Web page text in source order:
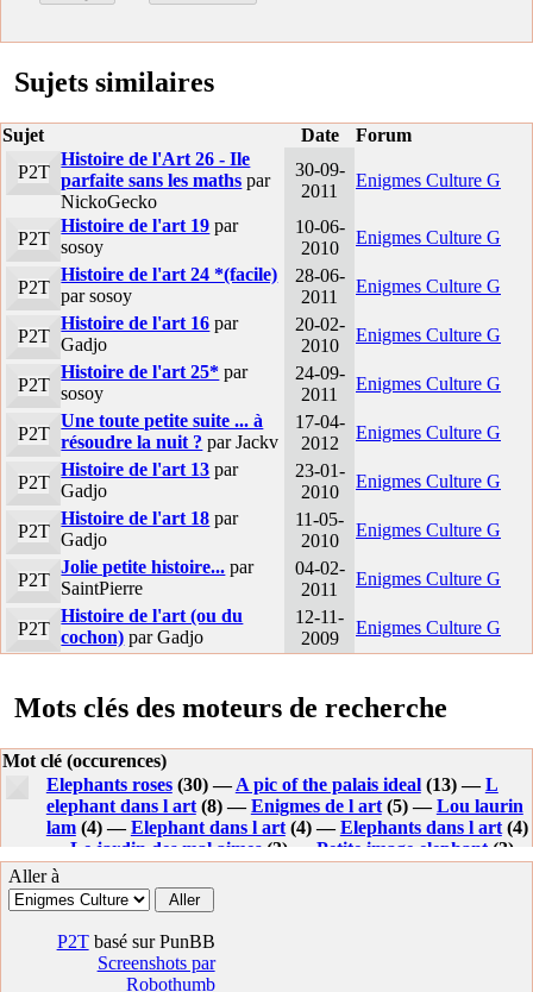
Sujets similaires
Sujet Date
Forum
P2T
Histoire de l'Art 26 - Ile
parfaite sans les maths par
NickoGecko
30-09-
2011
Enigmes Culture G
P2T
Histoire de l'art 19 par
sosoy
10-06-
2010
Enigmes Culture G
P2T
Histoire de l'art 24 *(facile)
par sosoy
28-06-
2011
Enigmes Culture G
P2T
Histoire de l'art 16 par
Gadjo
20-02-
2010
Enigmes Culture G
P2T
Histoire de l'art 25* par
sosoy
24-09-
2011
Enigmes Culture G
P2T
Une toute petite suite ... à
résoudre la nuit ? par Jackv
17-04-
2012
Enigmes Culture G
P2T
Histoire de l'art 13 par
Gadjo
23-01-
2010
Enigmes Culture G
P2T
Histoire de l'art 18 par
Gadjo
11-05-
2010
Enigmes Culture G
P2T
Jolie petite histoire... par
SaintPierre
04-02-
2011
Enigmes Culture G
P2T
Histoire de l'art (ou du
cochon) par Gadjo
12-11-
2009
Enigmes Culture G
Mots clés des moteurs de recherche
Mot clé (occurences)
Elephants roses(30) —A pic of the palais ideal(13) —L
elephant dans l art(8) —Enigmes de l art(5) —Lou laurin
lam(4) —Elephant dans l art(4) —Elephants dans l art(4)
Le jardin des mal aimes(3) — Petite image elephant(3)
—
cheval facteur(3) —Tombe du facteur cheval
Elephant tue(3) —Brouette deux partie
elephant rose(2) —Images elephants roses
enigme(2) —Gadjo(2) —
Artistes jardin(2) —
Aller à
P2Tbasé sur PunBB
Screenshots par
Robothumb